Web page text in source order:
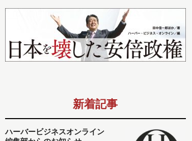
新着記事
ハーバービジネスオンライン